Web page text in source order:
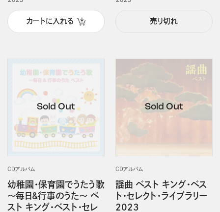
カートに入れる 売り切れ
CDアルバム
幼稚園・保育園でうたう歌
～毎日&行事のうた～ ベ
スト キング・ベスト・セレ
CDアルバム
謡曲 ベスト キング・ベス
ト・セレクト・ライブラリー
2023